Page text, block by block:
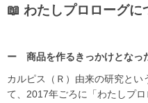
📖 わたしプロローグに
ー 商品を作るきっかけとな
カルピス（Ｒ）由来の研究とい
て、2017年ごろに「わたしプ